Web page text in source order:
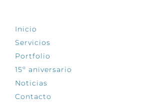
Inicio
Servicios
Portfolio
15º aniversario
Noticias
Contacto